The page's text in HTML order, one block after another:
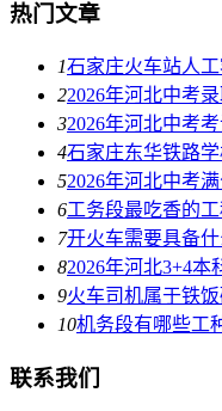
热门文章
1石家庄火车站人
22026年河北中考
32026年河北中考
4石家庄东华铁路
52026年河北中考
6工务段最吃香的
7开火车需要具备什
82026年河北3+4本
9火车司机属于铁饭
10机务段有哪些工
联系我们